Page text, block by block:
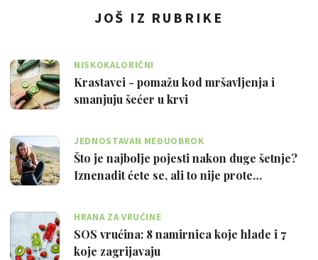
JOŠ IZ RUBRIKE
NISKOKALORIČNI
Krastavci - pomažu kod mršavljenja i
smanjuju šećer u krvi
JEDNOSTAVAN MEĐUOBROK
Što je najbolje pojesti nakon duge šetnje?
Iznenadit ćete se, ali to nije prote…
HRANA ZA VRUĆINE
SOS vrućina: 8 namirnica koje hlade i 7
koje zagrijavaju